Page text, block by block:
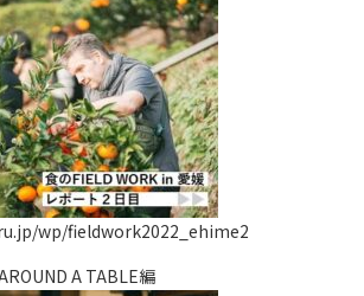
wp/fieldwork2022_ehime2
A TABLE編